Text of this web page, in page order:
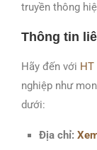
truyền thông
Thông tin
Hãy đến với
nghiệp như
dưới:
Địa chỉ: